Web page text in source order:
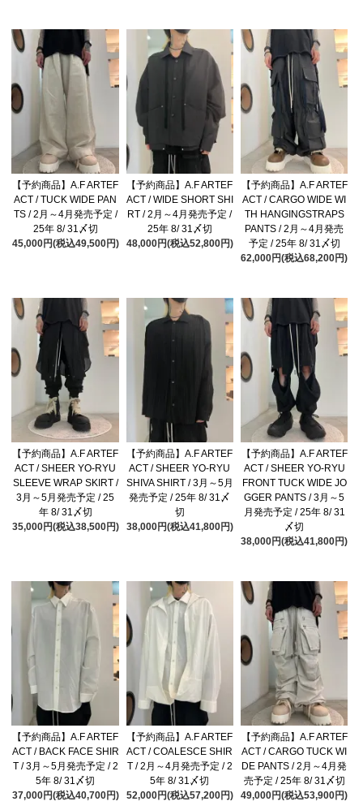
【予約商品】A.F ARTEF
ACT / TUCK WIDE PAN
TS / 2月～4月発売予定 /
25年 8/ 31〆切
45,000円(税込49,500円)
【予約商品】A.F ARTEF
ACT / WIDE SHORT SHI
RT / 2月～4月発売予定 /
25年 8/ 31〆切
48,000円(税込52,800円)
【予約商品】A.F ARTEF
ACT / CARGO WIDE WI
TH HANGINGSTRAPS
PANTS / 2月～4月発売
予定 / 25年 8/ 31〆切
62,000円(税込68,200円)
【予約商品】A.F ARTEF
ACT / SHEER YO-RYU
SLEEVE WRAP SKIRT /
3月～5月発売予定 / 25
年 8/ 31〆切
35,000円(税込38,500円)
【予約商品】A.F ARTEF
ACT / SHEER YO-RYU
SHIVA SHIRT / 3月～5月
発売予定 / 25年 8/ 31〆
切
38,000円(税込41,800円)
【予約商品】A.F ARTEF
ACT / SHEER YO-RYU
FRONT TUCK WIDE JO
GGER PANTS / 3月～5
月発売予定 / 25年 8/ 31
〆切
38,000円(税込41,800円)
【予約商品】A.F ARTEF
ACT / BACK FACE SHIR
T / 3月～5月発売予定 / 2
5年 8/ 31〆切
37,000円(税込40,700円)
【予約商品】A.F ARTEF
ACT / COALESCE SHIR
T / 2月～4月発売予定 / 2
5年 8/ 31〆切
52,000円(税込57,200円)
【予約商品】A.F ARTEF
ACT / CARGO TUCK WI
DE PANTS / 2月～4月発
売予定 / 25年 8/ 31〆切
49,000円(税込53,900円)